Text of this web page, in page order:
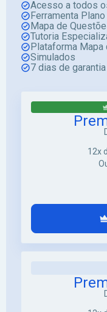
Acesso a todos
Ferramenta
Mapa de
Tutoria
Plataforma Mapa
Simulados
7 dias de garantia
12x